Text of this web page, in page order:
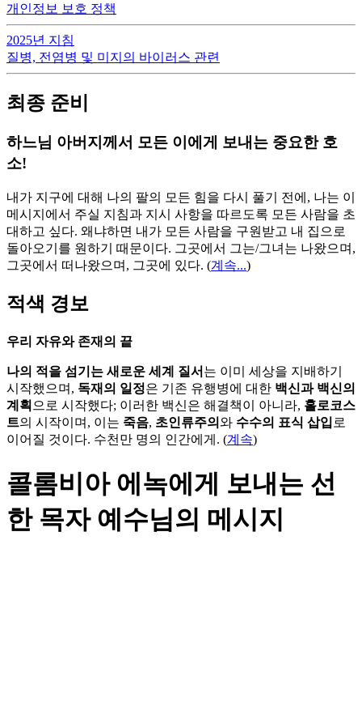
개인정보 보호 정책
2025년 지침
질병, 전염병 및 미지의 바이러스 관련
최종 준비
하느님 아버지께서 모든 이에게 보내는 중요한 호
소!
내가 지구에 대해 나의 팔의 모든 힘을 다시 풀기 전에, 나는 이
메시지에서 주실 지침과 지시 사항을 따르도록 모든 사람을 초
대하고 싶다. 왜냐하면 내가 모든 사람을 구원받고 내 집으로
돌아오기를 원하기 때문이다. 그곳에서 그는/그녀는 나왔으며,
그곳에서 떠나왔으며, 그곳에 있다. (계속...)
적색 경보
우리 자유와 존재의 끝
나의 적을 섬기는 새로운 세계 질서 는 이미 세상을 지배하기
시작했으며, 독재의 일정은 기존 유행병에 대한 백신과 백신의
계획 으로 시작했다; 이러한 백신은 해결책이 아니라, 홀로코스
트의 시작이며, 이는 죽음, 초인류주의 와 수수의 표식 삽입 로
이어질 것이다. 수천만 명의 인간에게. (계속)
콜롬비아 에녹에게 보내는 선
한 목자 예수님의 메시지